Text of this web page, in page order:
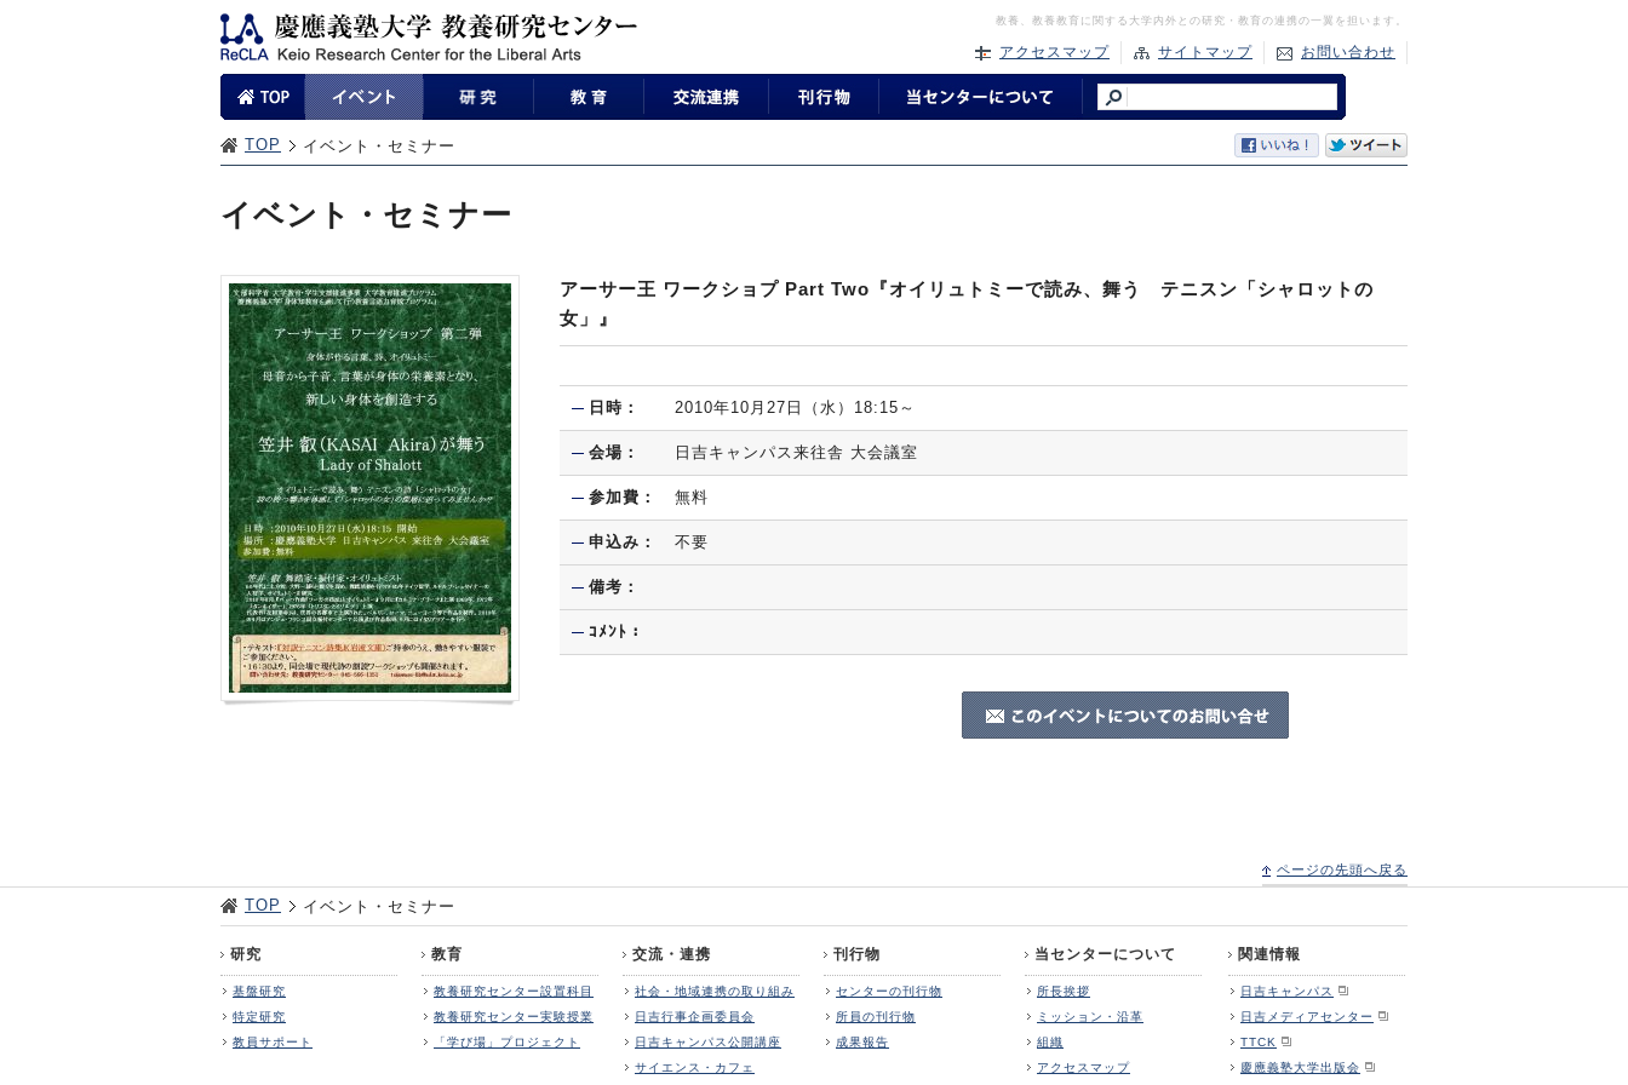
教養、教養教育に関する大学内外との研究・教育の連携の一翼を担います。
アクセスマップ サイトマップ お問い合わせ
TOP イベント・セミナー
イベント・セミナー
アーサー王 ワークショプ Part Two『オイリュトミーで読み、舞う テニスン「シャロットの
女」』
日時： 2010年10月27日（水）18:15～
会場： 日吉キャンパス来往舎 大会議室
参加費： 無料
申込み： 不要
備考：
ｺﾒﾝﾄ：
ページの先頭へ戻る
TOP イベント・セミナー
研究
基盤研究
特定研究
教員サポート
教育
教養研究センター設置科目
教養研究センター実験授業
「学び場」プロジェクト
交流・連携
社会・地域連携の取り組み
日吉行事企画委員会
日吉キャンパス公開講座
サイエンス・カフェ
刊行物
センターの刊行物
所員の刊行物
成果報告
当センターについて
所長挨拶
ミッション・沿革
組織
アクセスマップ
関連情報
日吉キャンパス
日吉メディアセンター
TTCK
慶應義塾大学出版会